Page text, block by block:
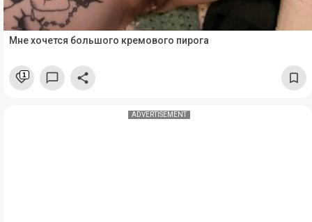
Мне хочется большого кремового пирога
1